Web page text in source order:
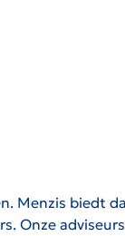
Menzis biedt
Onze